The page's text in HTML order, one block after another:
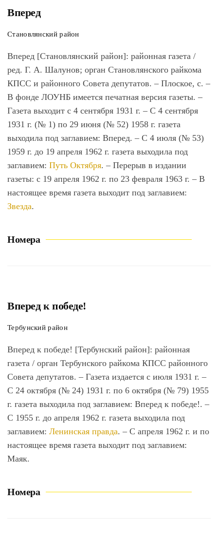
Вперед
Становлянский район
Вперед [Становлянский район]: районная газета /
ред. Г. А. Шалунов; орган Становлянского райкома
КПСС и районного Совета депутатов. – Плоское, с. –
В фонде ЛОУНБ имеется печатная версия газеты. –
Газета выходит с 4 сентября 1931 г. – С 4 сентября
1931 г. (№ 1) по 29 июня (№ 52) 1958 г. газета
выходила под заглавием: Вперед. – С 4 июля (№ 53)
1959 г. до 19 апреля 1962 г. газета выходила под
заглавием: Путь Октября. – Перерыв в издании
газеты: с 19 апреля 1962 г. по 23 февраля 1963 г. – В
настоящее время газета выходит под заглавием:
Звезда.
Номера
Вперед к победе!
Тербунский район
Вперед к победе! [Тербунский район]: районная
газета / орган Тербунского райкома КПСС районного
Совета депутатов. – Газета издается с июля 1931 г. –
С 24 октября (№ 24) 1931 г. по 6 октября (№ 79) 1955
г. газета выходила под заглавием: Вперед к победе!. –
С 1955 г. до апреля 1962 г. газета выходила под
заглавием: Ленинская правда. – С апреля 1962 г. и по
настоящее время газета выходит под заглавием:
Маяк.
Номера